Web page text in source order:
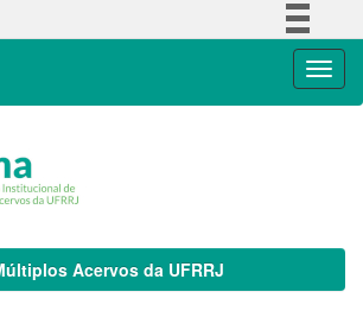
Acervos da UFRRJ